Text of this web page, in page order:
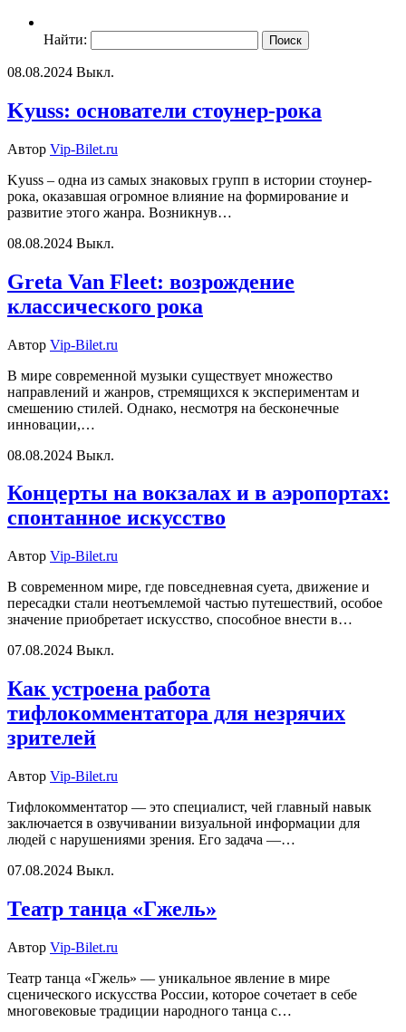
Найти:
08.08.2024 Выкл.
Kyuss: основатели стоунер-рока
Автор Vip-Bilet.ru
Kyuss – одна из самых знаковых групп в истории стоунер-
рока, оказавшая огромное влияние на формирование и
развитие этого жанра. Возникнув…
08.08.2024 Выкл.
Greta Van Fleet: возрождение
классического рока
Автор Vip-Bilet.ru
В мире современной музыки существует множество
направлений и жанров, стремящихся к экспериментам и
смешению стилей. Однако, несмотря на бесконечные
инновации,…
08.08.2024 Выкл.
Концерты на вокзалах и в аэропортах:
спонтанное искусство
Автор Vip-Bilet.ru
В современном мире, где повседневная суета, движение и
пересадки стали неотъемлемой частью путешествий, особое
значение приобретает искусство, способное внести в…
07.08.2024 Выкл.
Как устроена работа
тифлокомментатора для незрячих
зрителей
Автор Vip-Bilet.ru
Тифлокомментатор — это специалист, чей главный навык
заключается в озвучивании визуальной информации для
людей с нарушениями зрения. Его задача —…
07.08.2024 Выкл.
Театр танца «Гжель»
Автор Vip-Bilet.ru
Театр танца «Гжель» — уникальное явление в мире
сценического искусства России, которое сочетает в себе
многовековые традиции народного танца с…